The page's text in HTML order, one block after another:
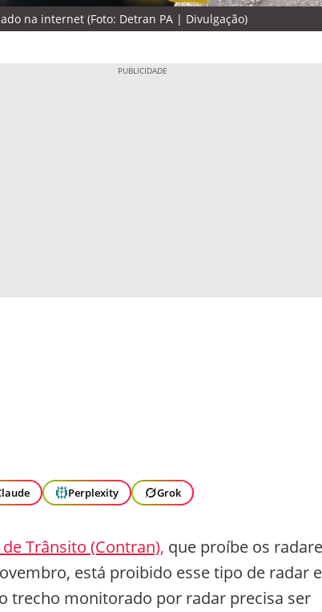
na internet (Foto: Detran PA | Divulgação)
Perplexity Grok
Trânsito (Contran), que proíbe os
está proibido esse tipo de radar
trecho monitorado por radar precisa ser